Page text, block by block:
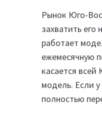
Рынок Юго-
захватить его
работает
ежемесячную
касается
модель. Если
полностью